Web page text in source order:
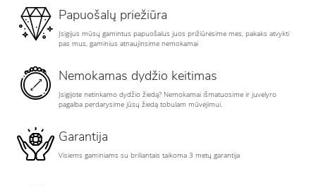
Papuošalų priežiūra
Įsigijus mūsų gamintus papuošalus juos prižiūrėsime mes, pakaks atvykti
pas mus, gaminius atnaujinsime nemokamai
Nemokamas dydžio keitimas
Įsigijote netinkamo dydžio žiedą? Nemokamai išmatuosime ir juvelyro
pagalba perdarysime jūsų žiedą tobulam mūvėjimui.
Garantija
Visiems gaminiams su briliantais taikoma 3 metų garantija